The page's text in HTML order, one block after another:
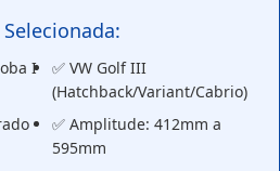
I
✅ VW Golf III
(Hatchback/Variant/Cabrio)
✅ Amplitude: 412mm a
595mm